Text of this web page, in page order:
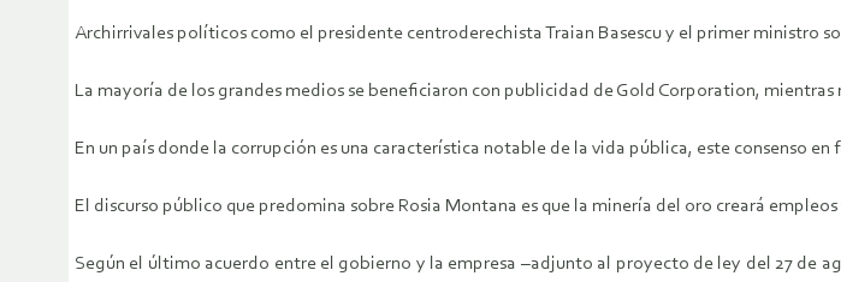
Archirrivales políticos como el presidente centroderechista Traian Basescu y el primer ministro
La mayoría de los grandes medios se beneficiaron con publicidad de Gold Corporation,
En un país donde la corrupción es una característica notable de la vida pública, este consenso
El discurso público que predomina sobre Rosia Montana es que la minería del oro creará
Según el último acuerdo entre el gobierno y la empresa –adjunto al proyecto de ley del 27 de